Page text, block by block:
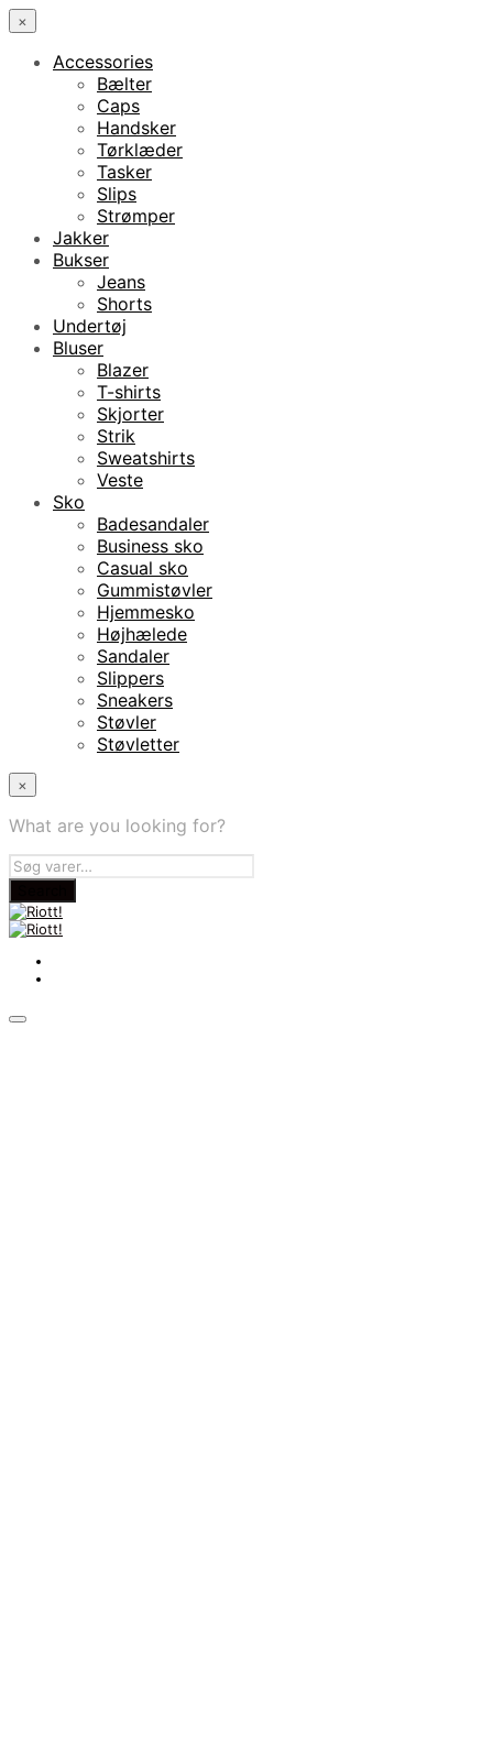
×
Accessories
Bælter
Caps
Handsker
Tørklæder
Tasker
Slips
Strømper
Jakker
Bukser
Jeans
Shorts
Undertøj
Bluser
Blazer
T-shirts
Skjorter
Strik
Sweatshirts
Veste
Sko
Badesandaler
Business sko
Casual sko
Gummistøvler
Hjemmesko
Højhælede
Sandaler
Slippers
Sneakers
Støvler
Støvletter
×
What are you looking for?